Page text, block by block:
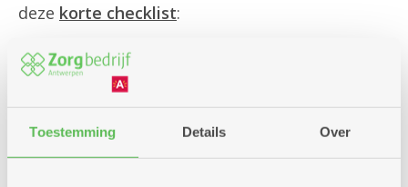
Toestemming Details Over
deze korte checklist:
► Vermeld duidelijkwie je bent: je naam én dat je arts
bent. Zo weet de medewerker meteen dat je een